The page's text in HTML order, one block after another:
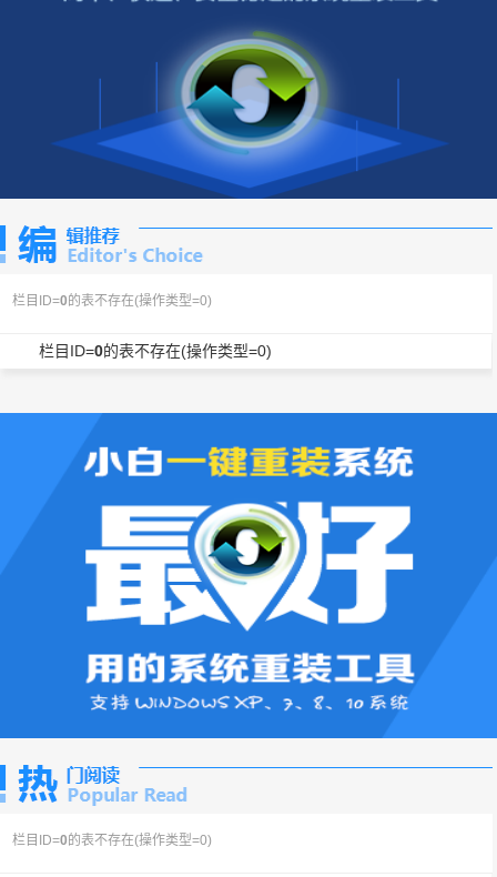
栏目ID=0 的表不存在(操作类型=0)
栏目ID=0的表不存在(操作类型=0)
栏目ID=0 的表不存在(操作类型=0)